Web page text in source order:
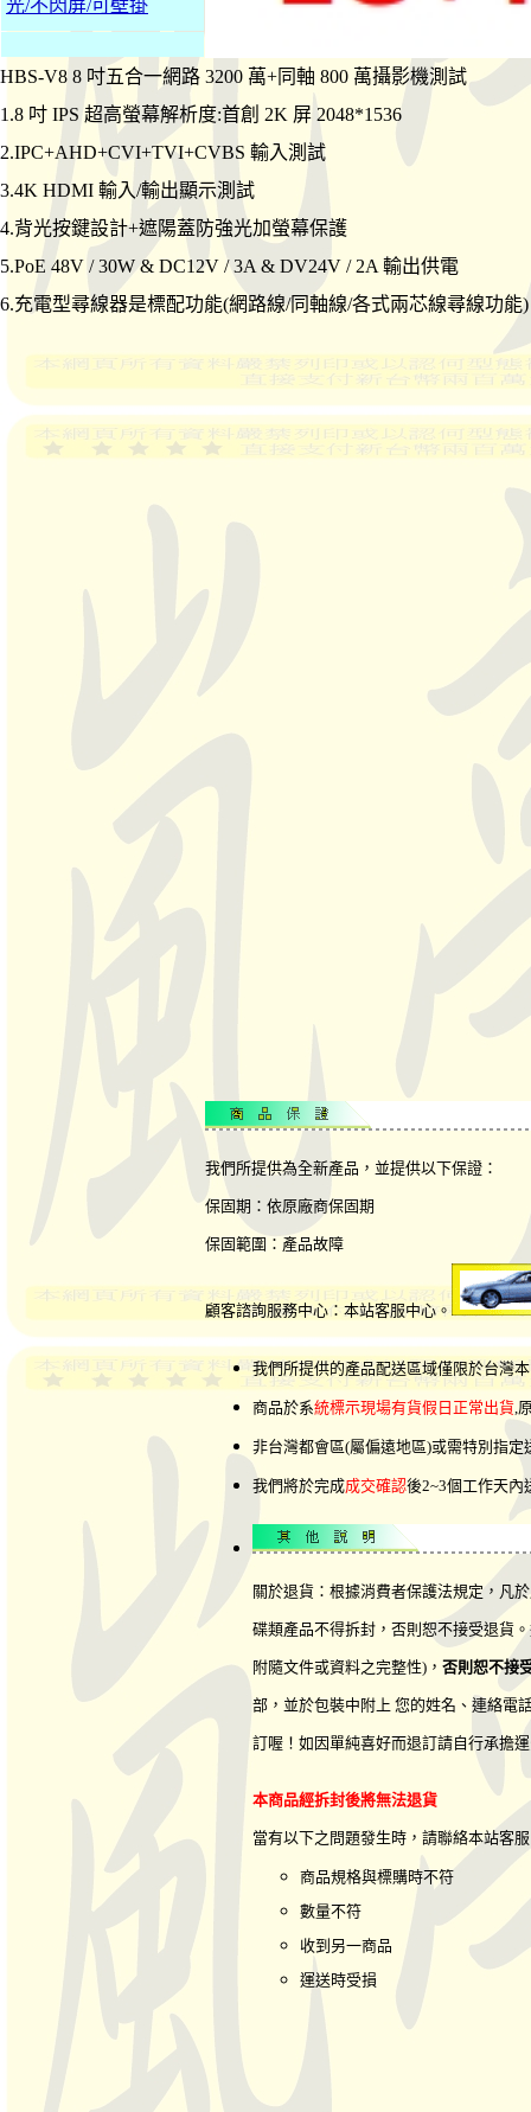
光/不閃屏/可壁掛
HBS-V8 8 吋五合一網路 3200 萬+同軸 800 萬攝影機測試
1.8 吋 IPS 超高螢幕解析度:首創 2K 屏 2048*1536
2.IPC+AHD+CVI+TVI+CVBS 輸入測試
3.4K HDMI 輸入/輸出顯示測試
4.背光按鍵設計+遮陽蓋防強光加螢幕保護
5.PoE 48V / 30W & DC12V / 3A & DV24V / 2A 輸出供電
6.充電型尋線器是標配功能(網路線/同軸線/各式兩芯線尋線功能)
我們所提供為全新產品，並提供以下保證：
保固期：依原廠商保固期
保固範圍：產品故障
顧客諮詢服務中心：本站客服中心。
我們所提供的產品配送區域僅限於台灣
商品於系統標示現場有貨假日正常出貨,
非台灣都會區(屬偏遠地區)或需特別指
我們將於完成成交確認後2~3個工作天內
關於退貨：根據消費者保護法規定，凡
碟類產品不得拆封，否則恕不接受退貨
附隨文件或資料之完整性)， 否則恕不接
部，並於包裝中附上 您的姓名、連絡電
訂喔！如因單純喜好而退訂請自行承擔
本商品經拆封後將無法退貨
當有以下之問題發生時，請聯絡本站客
商品規格與標購時不符
數量不符
收到另一商品
運送時受損